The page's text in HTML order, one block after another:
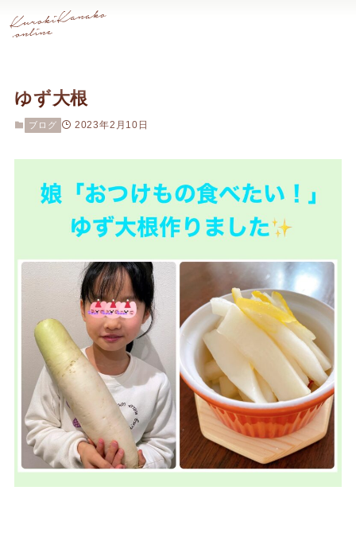
ゆず大根
ブログ 2023年2月10日